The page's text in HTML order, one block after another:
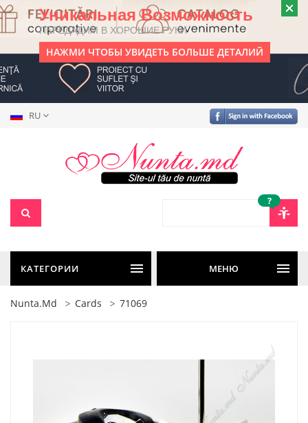
Уникальная Возможность
ПЕРЕДАДИМ В ХОРОШИЕ РУКИ
НАЖМИ ЧТОБЫ УВИДЕТЬ БОЛЬШЕ ДЕТАЛИЙ
RU
?
КАТЕГОРИИ МЕНЮ
Nunta.md Cards 71069